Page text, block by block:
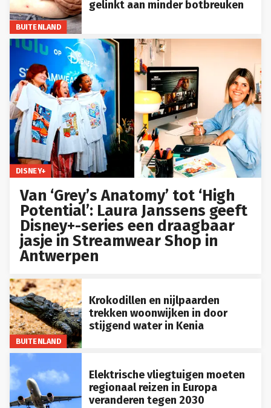
BUITENLAND
gelinkt aan minder botbreuken
DISNEY+
Van ‘Grey’s Anatomy’ tot ‘High
Potential’: Laura Janssens geeft
Disney+-series een draagbaar
jasje in Streamwear Shop in
Antwerpen
BUITENLAND
Krokodillen en nijlpaarden
trekken woonwijken in door
stijgend water in Kenia
Elektrische vliegtuigen moeten
regionaal reizen in Europa
veranderen tegen 2030